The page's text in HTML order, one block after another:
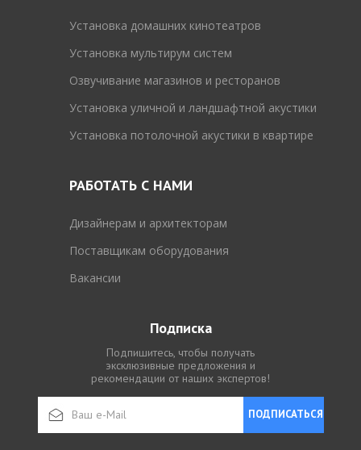
Установка домашних кинотеатров
Установка мультирум систем
Озвучивание магазинов и ресторанов
Установка уличной и ландшафтной акустики
Установка потолочной акустики в квартире
РАБОТАТЬ С НАМИ
Дизайнерам и архитекторам
Поставщикам оборудования
Вакансии
Подписка
Подпишитесь, чтобы получать
эксклюзивные предложения и
рекомендации от наших экспертов!
ПОДПИСАТЬСЯ